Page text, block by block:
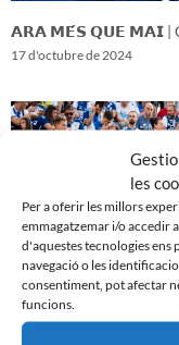
les
Per a oferir les millors
emmagatzemar i/o accedir
d'aquestes tecnologies ens
navegació o les
consentiment, pot afectar
funcions.
𝗔𝗥𝗔 𝗠𝗘́𝗦 𝗤𝗨𝗘 𝗠𝗔𝗜 |
17 d'octubre de 2024